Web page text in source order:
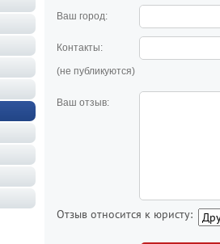
Ваш город:
Контакты:
(не публикуются)
Ваш отзыв:
Отзыв относится к юристу: